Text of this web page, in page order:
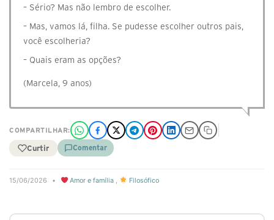
– Sério? Mas não lembro de escolher.
– Mas, vamos lá, filha. Se pudesse escolher outros pais,
você escolheria?
– Quais eram as opções?
(Marcela, 9 anos)
COMPARTILHAR:
Curtir Comentar
15/06/2026 • Amor e família , Filosófico